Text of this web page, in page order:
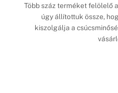
Több száz terméket felölelő
úgy állítottuk össze,
kiszolgálja a